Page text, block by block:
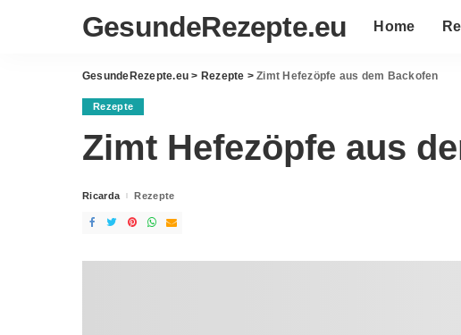
GesundeRezepte.eu Home
GesundeRezepte.eu > Rezepte >Zimt Hefezöpfe aus dem Backofen
Rezepte
Zimt Hefezöpfe aus
Posted
Ricarda Rezepte